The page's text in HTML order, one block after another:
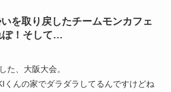
を取り戻したチームモンカフェ
ぽ！そして…
た、大阪大会。
くんの家でダラダラしてるんですけどね